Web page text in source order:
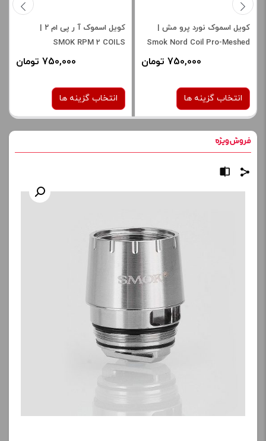
کویل اسموک نورد پرو مش |
Smok Nord Coil Pro-Meshed
750,000 تومان
انتخاب گزینه ها
نوع کویل :
برای فعال شدن سبد خرید و
نمایش قیمت ، گزینه های
محصول را از کادر بالا انتخاب
آخرین بروزرسانی
- +
کویل اسموک آ ر پی ام ۲ |
SMOK RPM 2 COILS
750,000 تومان
انتخاب گزینه ها
نمایش قیمت ، گزینه های
محصول را از کادر بالا انتخاب
کنید.
آخرین بروزرسانی
قیمت: 16 ساعت پیش
تمامی قیمت ها بروز
هستند.